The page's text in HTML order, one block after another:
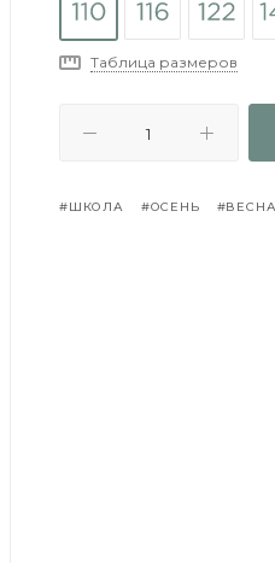
Таблица размеров
#ШКОЛА #ОСЕНЬ #ВЕСНА